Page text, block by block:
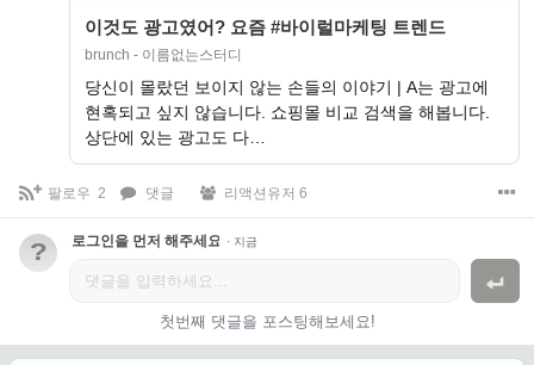
이것도 광고였어? 요즘 #바이럴마케팅 트렌드
brunch - 이름없는스터디
당신이 몰랐던 보이지 않는 손들의 이야기 | A는 광고에
현혹되고 싶지 않습니다. 쇼핑몰 비교 검색을 해봅니다.
상단에 있는 광고도 다…
팔로우 2 댓글 리액션유저 6
? 로그인을 먼저 해주세요. · 지금
첫번째 댓글을 포스팅해보세요!